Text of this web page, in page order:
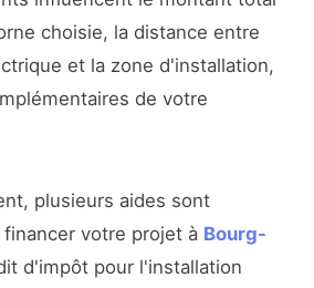
choisie, la distance entre
et la zone d'installation,
de votre
plusieurs aides sont
votre projet à Bourg-
d'impôt pour l'installation